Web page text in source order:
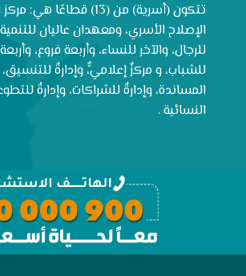
تتكون (أسرية) من (13)
الإصلاح الأسري، ومعهدان عاليان
للرجال، والآخر للنساء، وأربعة فروع،
للشباب، و مركزٌ إعلاميٌّ، وإدارةٌ للتنسيق،
المساندة، وإدارةٌ للشراكات، وإدارةٌ
النسائية .